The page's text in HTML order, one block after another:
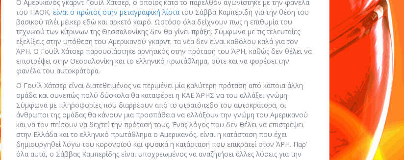
Ο Αμερικανός γκαρντ Γουίλ Χάτσερ, ο οποίος κατά το παρελθόν αγωνίστηκε με την φανέλα
του ΠΑΟΚ, είναι ο πρώτος στην μεταγραφική λίστα του Σάββα Καμπερίδη για την θέση του
βασικού πλέι μέικερ εδώ και αρκετό καιρό. Ωστόσο όλα δείχνουν πως η επιθυμία του
τεχνικού των κίτρινων της Θεσσαλονίκης δεν θα γίνει πράξη. Σύμφωνα με τις τελευταίες
εξελίξεις στην υπόθεση του Αμερικανού γκαρντ, τα νέα δεν είναι καθόλου καλά για τον
ΆΡΗ. Ο Γουίλ Χάτσερ παρουσιάστηκε αρνητικός στην πρόταση του ΆΡΗ, καθώς δεν θέλει να
επιστρέψει στην Θεσσαλονίκη και το ελληνικό πρωτάθλημα, ούτε και να φορέσει την
φανέλα του αυτοκράτορα.
Ο Γουίλ Χάτσερ είναι διατεθειμένος να περιμένει μία καλύτερη πρόταση από κάποια άλλη
ομάδα και συνεπώς πολύ δύσκολα θα καταφέρει η ΚΑΕ ΆΡΗΣ να του αλλάξει γνώμη.
Σύμφωνα με πληροφορίες που διαρρέουν από το στρατόπεδο του αυτοκράτορα, οι
άνθρωποι της ομάδας θα κάνουν μια προσπάθεια να αλλάξουν την γνώμη του Αμερικανού
και να τον πείσουν να δεχτεί την πρότασή τους. Ένας λόγος που δεν θέλει να επιστρέψει
στην Ελλάδα και το ελληνικό πρωτάθλημα ο Αμερικανός, είναι η κατάσταση που έχει
δημιουργηθεί λόγω του κορονοϊού και φυσικά η κατάσταση που επικρατεί στον ΆΡΗ. Παρ’
όλα αυτά, ο Σάββας Καμπερίδης είναι υποχρεωμένος να αναζητήσει άλλες λύσεις για την